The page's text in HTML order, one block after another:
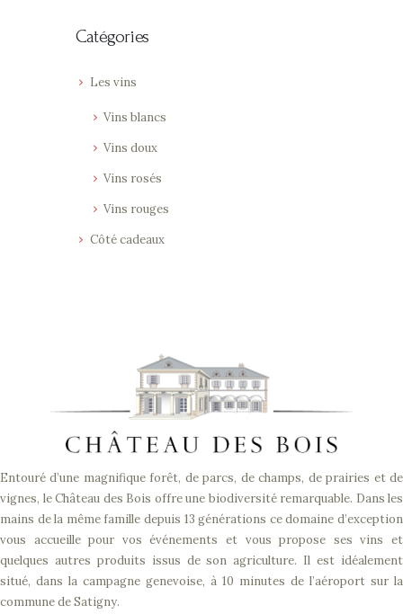
Catégories
Les vins
Vins blancs
Vins doux
Vins rosés
Vins rouges
Côté cadeaux
Entouré d’une magnifique forêt, de parcs, de champs, de prairies et de
vignes, le Château des Bois offre une biodiversité remarquable. Dans les
mains de la même famille depuis 13 générations ce domaine d’exception
vous accueille pour vos événements et vous propose ses vins et
quelques autres produits issus de son agriculture. Il est idéalement
situé, dans la campagne genevoise, à 10 minutes de l’aéroport sur la
commune de Satigny.